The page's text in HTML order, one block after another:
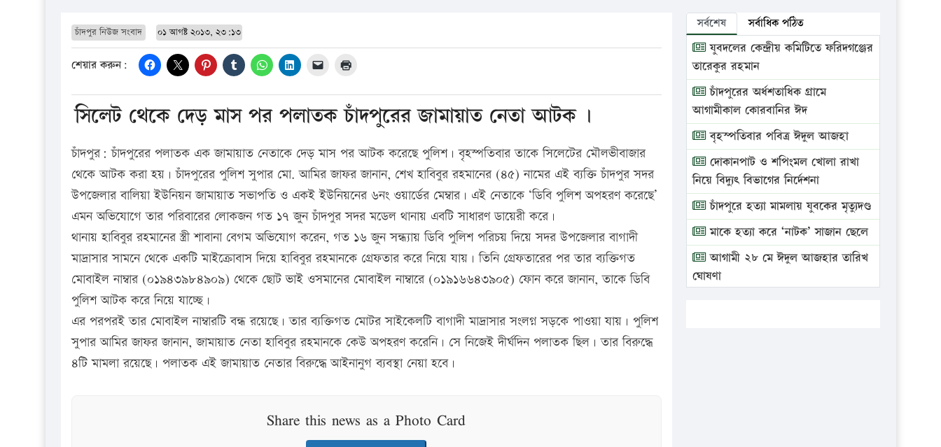
চাঁদপুর নিউজ সংবাদ ০১ আগষ্ট ২০১৩, ২৩:১৩
শেয়ার করুন:
সিলেট থেকে দেড় মাস পর পলাতক চাঁদপুরের জামায়াত নেতা আটক ।
চাঁদপুর: চাঁদপুরের পলাতক এক জামায়াত নেতাকে দেড় মাস পর আটক করেছে পুলিশ। বৃহস্পতিবার তাকে সিলেটের মৌলভীবাজার
থেকে আটক করা হয়। চাঁদপুরের পুলিশ সুপার মো. আমির জাফর জানান, শেখ হাবিবুর রহমানের (৪৫) নামের এই ব্যক্তি চাঁদপুর সদর
উপজেলার বালিয়া ইউনিয়ন জামায়াত সভাপতি ও একই ইউনিয়নের ৬নং ওয়ার্ডের মেম্বার। এই নেতাকে ‘ডিবি পুলিশ অপহরণ করেছে’
এমন অভিযোগে তার পরিবারের লোকজন গত ১৭ জুন চাঁদপুর সদর মডেল থানায় এবটি সাধারণ ডায়েরী করে।
থানায় হাবিবুর রহমানের স্ত্রী শাবানা বেগম অভিযোগ করেন, গত ১৬ জুন সন্ধ্যায় ডিবি পুলিশ পরিচয় দিয়ে সদর উপজেলার বাগাদী
মাদ্রাসার সামনে থেকে একটি মাইক্রোবাস দিয়ে হাবিবুর রহমানকে গ্রেফতার করে নিয়ে যায়। তিনি গ্রেফতারের পর তার ব্যক্তিগত
মোবাইল নাম্বার (০১৯৪৩৯৮৪৯০৯) থেকে ছোট ভাই ওসমানের মোবাইল নাম্বারে (০১৯১৬৬৪৩৯০৫) ফোন করে জানান, তাকে ডিবি
পুলিশ আটক করে নিয়ে যাচ্ছে।
এর পরপরই তার মোবাইল নাম্বারটি বন্ধ রয়েছে। তার ব্যক্তিগত মোটর সাইকেলটি বাগাদী মাদ্রাসার সংলগ্ন সড়কে পাওয়া যায়। পুলিশ
সুপার আমির জাফর জানান, জামায়াত নেতা হাবিবুর রহমানকে কেউ অপহরণ করেনি। সে নিজেই দীর্ঘদিন পলাতক ছিল। তার বিরুদ্ধে
৪টি মামলা রয়েছে। পলাতক এই জামায়াত নেতার বিরুদ্ধে আইনানুগ ব্যবস্থা নেয়া হবে।
Share this news as a Photo Card
সর্বশেষ সর্বাধিক পঠিত
যুবদলের কেন্দ্রীয় কমিটিতে ফরিদগঞ্জের
তারেকুর রহমান
চাঁদপুরের অর্ধশতাধিক গ্রামে
আগামীকাল কোরবানির ঈদ
বৃহস্পতিবার পবিত্র ঈদুল আজহা
দোকানপাট ও শপিংমল খোলা রাখা
নিয়ে বিদ্যুৎ বিভাগের নির্দেশনা
চাঁদপুরে হত্যা মামলায় যুবকের মৃত্যুদণ্ড
মাকে হত্যা করে ‘নাটক’ সাজান ছেলে
আগামী ২৮ মে ঈদুল আজহার তারিখ
ঘোষণা